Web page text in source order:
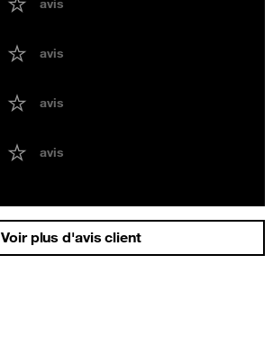
avis
avis
avis
Voir plus d'avis client